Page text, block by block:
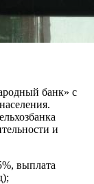
банк» с
и
выплата